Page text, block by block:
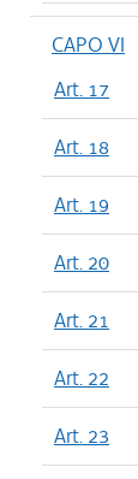
CAPO VI
Art. 17
Art. 18
Art. 19
Art. 20
Art. 21
Art. 22
Art. 23